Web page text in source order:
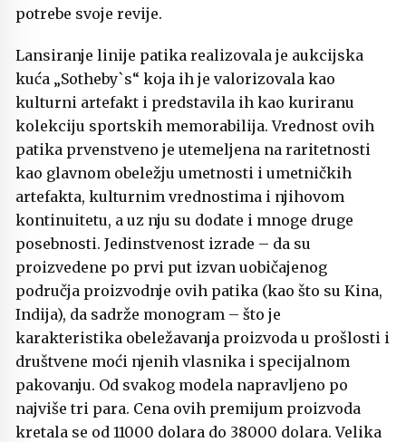
potrebe svoje revije.
Lansiranje linije patika realizovala je aukcijska
kuća „Sotheby`s“ koja ih je valorizovala kao
kulturni artefakt i predstavila ih kao kuriranu
kolekciju sportskih memorabilija. Vrednost ovih
patika prvenstveno je utemeljena na raritetnosti
kao glavnom obeležju umetnosti i umetničkih
artefakta, kulturnim vrednostima i njihovom
kontinuitetu, a uz nju su dodate i mnoge druge
posebnosti. Jedinstvenost izrade – da su
proizvedene po prvi put izvan uobičajenog
područja proizvodnje ovih patika (kao što su Kina,
Indija), da sadrže monogram – što je
karakteristika obeležavanja proizvoda u prošlosti i
društvene moći njenih vlasnika i specijalnom
pakovanju. Od svakog modela napravljeno po
najviše tri para. Cena ovih premijum proizvoda
kretala se od 11000 dolara do 38000 dolara. Velika